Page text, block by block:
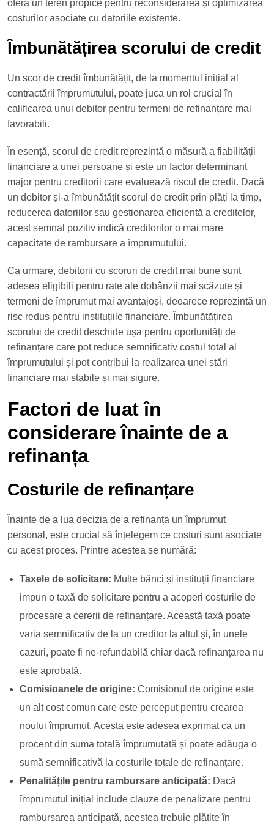
oferă un teren propice pentru reconsiderarea și optimizarea
costurilor asociate cu datoriile existente.
Îmbunătățirea scorului de credit
Un scor de credit îmbunătățit, de la momentul inițial al
contractării împrumutului, poate juca un rol crucial în
calificarea unui debitor pentru termeni de refinanțare mai
favorabili.
În esență, scorul de credit reprezintă o măsură a fiabilității
financiare a unei persoane și este un factor determinant
major pentru creditorii care evaluează riscul de credit. Dacă
un debitor și-a îmbunătățit scorul de credit prin plăți la timp,
reducerea datoriilor sau gestionarea eficientă a creditelor,
acest semnal pozitiv indică creditorilor o mai mare
capacitate de rambursare a împrumutului.
Ca urmare, debitorii cu scoruri de credit mai bune sunt
adesea eligibili pentru rate ale dobânzii mai scăzute și
termeni de împrumut mai avantajoși, deoarece reprezintă un
risc redus pentru instituțiile financiare. Îmbunătățirea
scorului de credit deschide ușa pentru oportunități de
refinanțare care pot reduce semnificativ costul total al
împrumutului și pot contribui la realizarea unei stări
financiare mai stabile și mai sigure.
Factori de luat în
considerare înainte de a
refinanța
Costurile de refinanțare
Înainte de a lua decizia de a refinanța un împrumut
personal, este crucial să înțelegem ce costuri sunt asociate
cu acest proces. Printre acestea se numără:
Taxele de solicitare: Multe bănci și instituții financiare
impun o taxă de solicitare pentru a acoperi costurile de
procesare a cererii de refinanțare. Această taxă poate
varia semnificativ de la un creditor la altul și, în unele
cazuri, poate fi ne-refundabilă chiar dacă refinanțarea nu
este aprobată.
Comisioanele de origine: Comisionul de origine este
un alt cost comun care este perceput pentru crearea
noului împrumut. Acesta este adesea exprimat ca un
procent din suma totală împrumutată și poate adăuga o
sumă semnificativă la costurile totale de refinanțare.
Penalitățile pentru rambursare anticipată: Dacă
împrumutul inițial include clauze de penalizare pentru
rambursarea anticipată, acestea trebuie plătite în